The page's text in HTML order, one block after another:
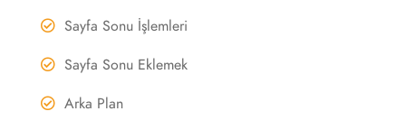
Sayfa Sonu İşlemleri
Sayfa Sonu Eklemek
Arka Plan